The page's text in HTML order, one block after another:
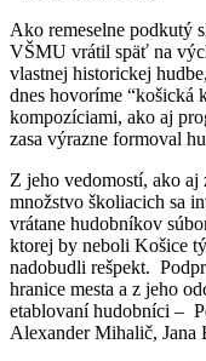
Ako remeselne podkutý
VŠMU vrátil späť na
vlastnej historickej
dnes hovoríme “košická
kompozíciami, ako aj
zasa výrazne formoval
Z jeho vedomostí, ako
množstvo školiacich sa
vrátane hudobníkov
ktorej by neboli Košice
nadobudli rešpekt.
hranice mesta a z jeho
etablovaní hudobníci –
Alexander Mihalič,